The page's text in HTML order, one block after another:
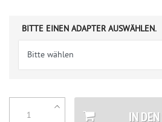
BITTE EINEN ADAPTER AUSWÄHLEN.
IN